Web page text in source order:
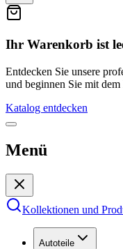
Ihr Warenkorb ist
Entdecken Sie unsere
und beginnen Sie mit
Katalog entdecken
Menü
Kollektionen und
Autoteile